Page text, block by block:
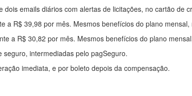
dois emails diários com alertas de licitações, no cartão de
a R$ 39,98 por mês. Mesmos benefícios do plano
a R$ 30,82 por mês. Mesmos benefícios do plano
intermediadas pelo pagSeguro.
imediata, e por boleto depois da compensação.